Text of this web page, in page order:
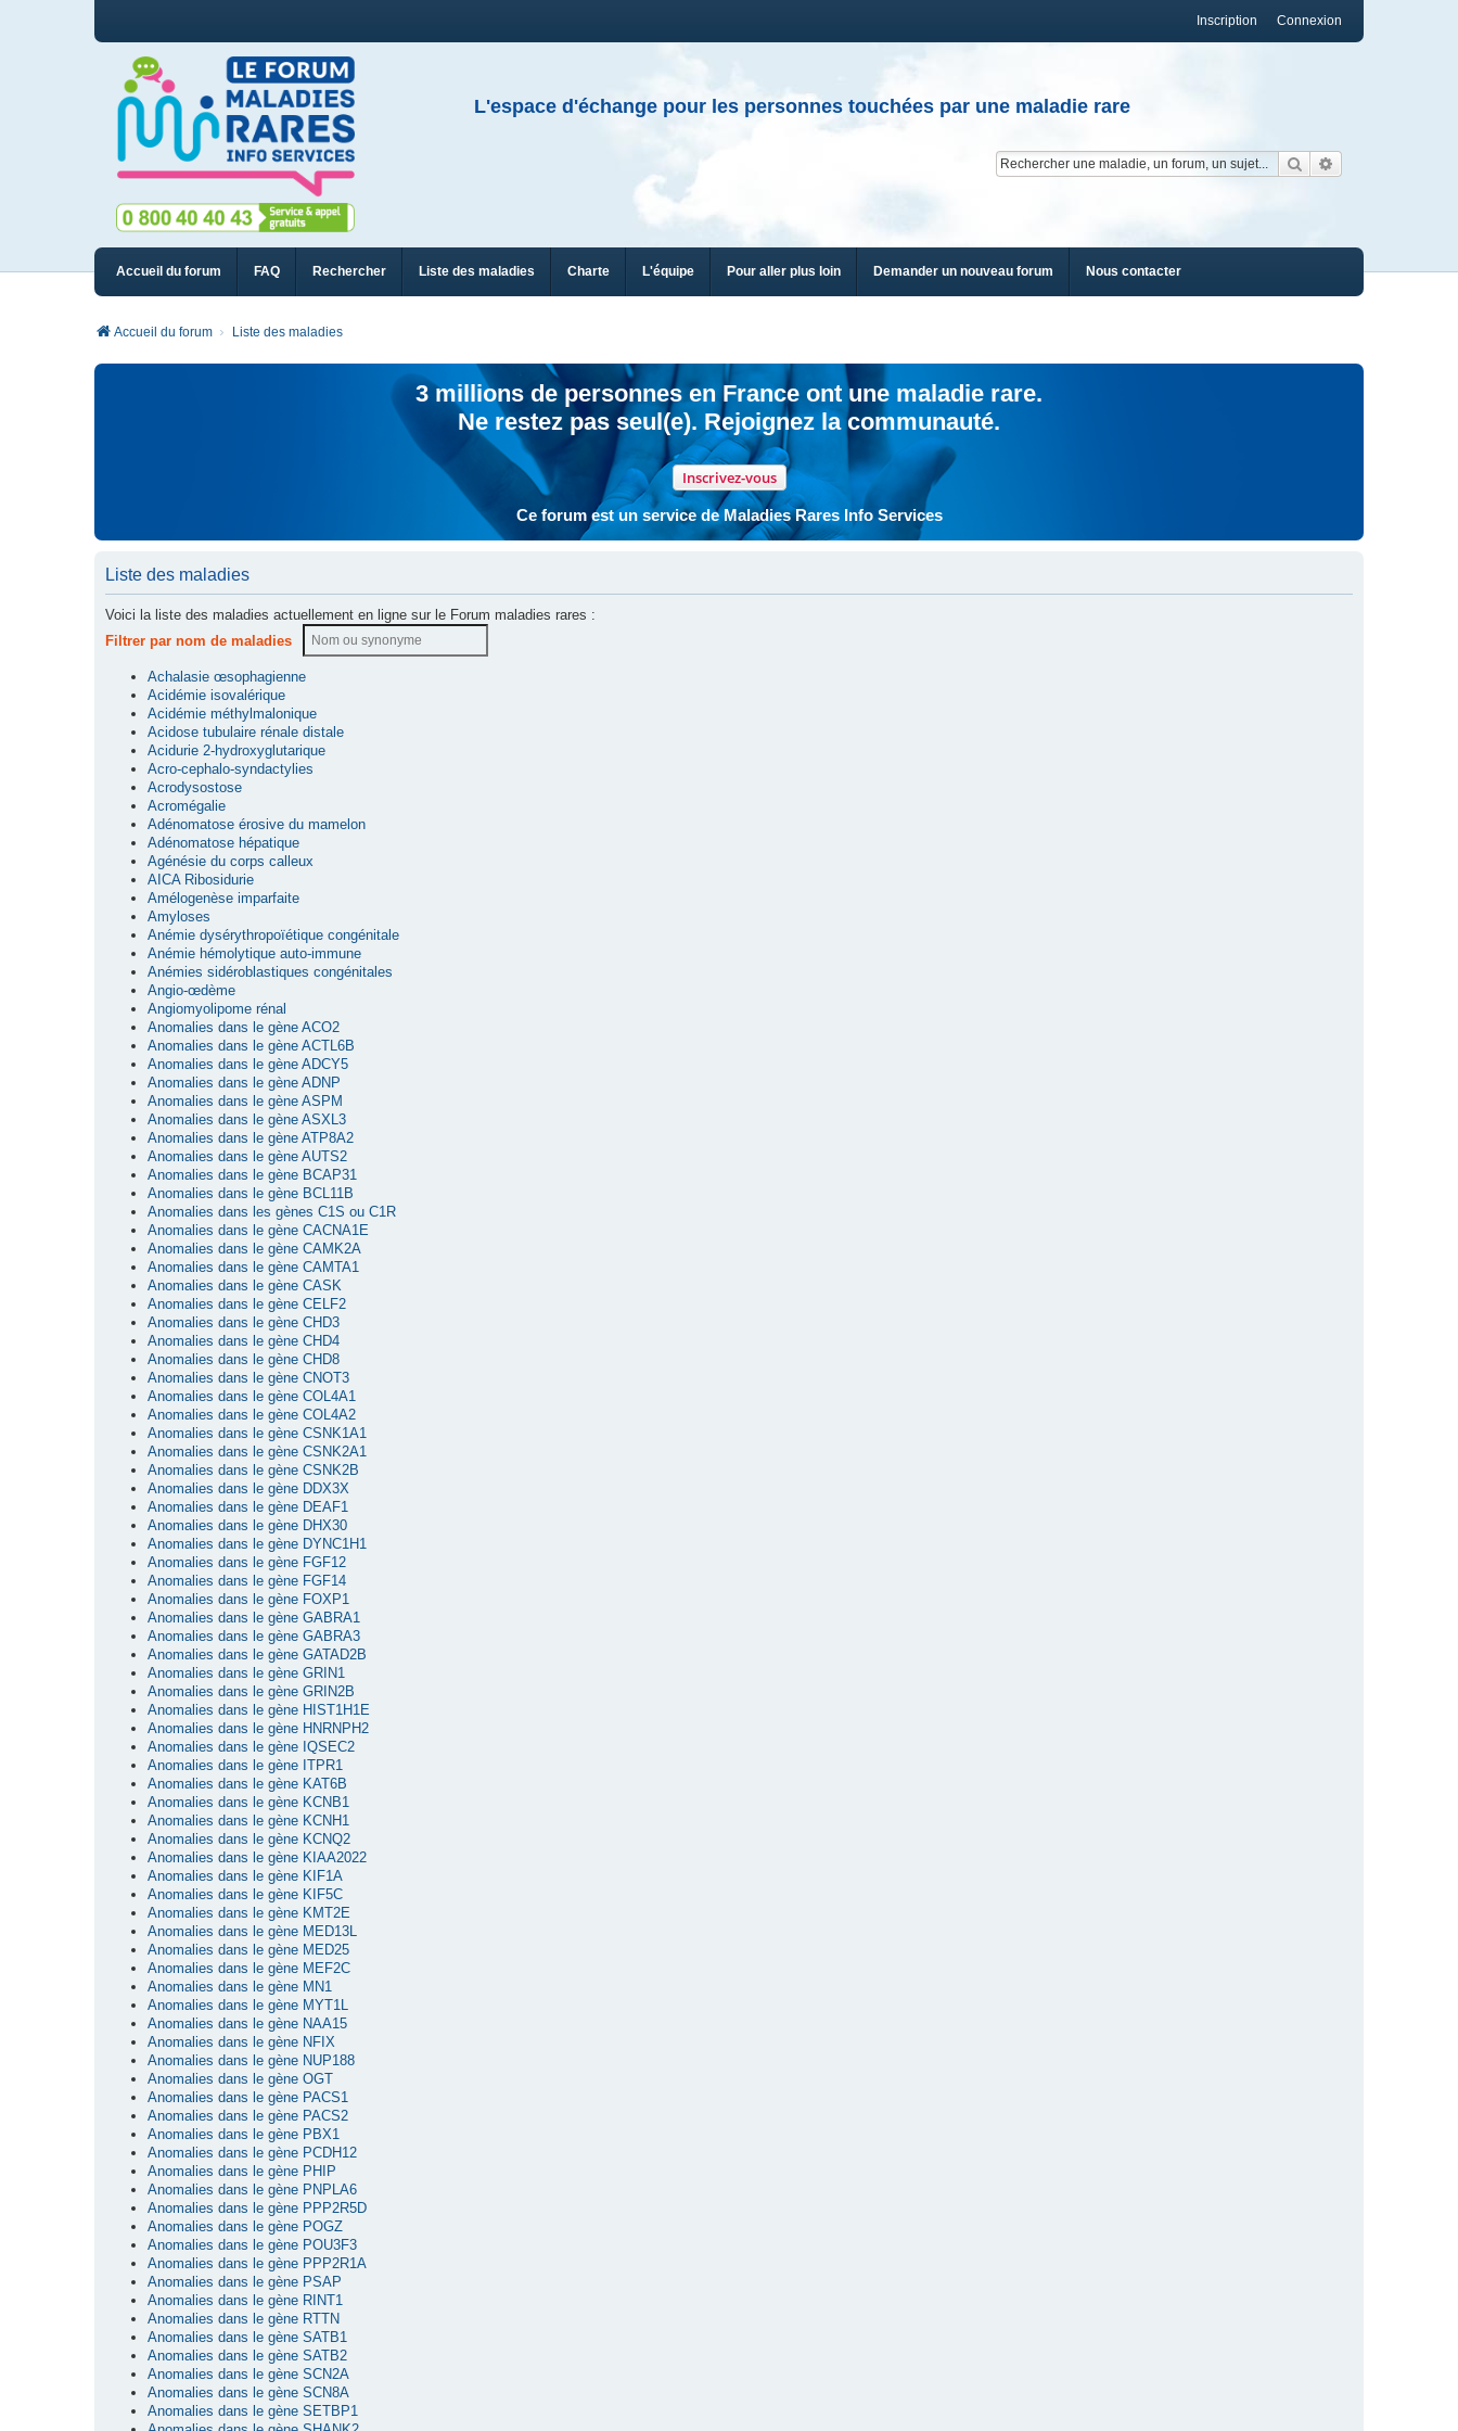
Connexion
Inscription
L'espace d'échange pour les personnes touchées par une maladie rare
Rechercher
Accueil du forum FAQ Rechercher Liste des maladies Charte L'équipe Pour aller plus loin Demander un nouveau forum Nous contacter
Accueil du forum Liste des maladies
3 millions de personnes en France ont une maladie rare.
Ne restez pas seul(e). Rejoignez la communauté.
Inscrivez-vous
Ce forum est un service de Maladies Rares Info Services
Liste des maladies
Voici la liste des maladies actuellement en ligne sur le Forum maladies rares :
Filtrer par nom de maladies
Achalasie œsophagienne
Acidémie isovalérique
Acidémie méthylmalonique
Acidose tubulaire rénale distale
Acidurie 2-hydroxyglutarique
Acro-cephalo-syndactylies
Acrodysostose
Acromégalie
Adénomatose érosive du mamelon
Adénomatose hépatique
Agénésie du corps calleux
AICA Ribosidurie
Amélogenèse imparfaite
Amyloses
Anémie dysérythropoïétique congénitale
Anémie hémolytique auto-immune
Anémies sidéroblastiques congénitales
Angio-œdème
Angiomyolipome rénal
Anomalies dans le gène ACO2
Anomalies dans le gène ACTL6B
Anomalies dans le gène ADCY5
Anomalies dans le gène ADNP
Anomalies dans le gène ASPM
Anomalies dans le gène ASXL3
Anomalies dans le gène ATP8A2
Anomalies dans le gène AUTS2
Anomalies dans le gène BCAP31
Anomalies dans le gène BCL11B
Anomalies dans les gènes C1S ou C1R
Anomalies dans le gène CACNA1E
Anomalies dans le gène CAMK2A
Anomalies dans le gène CAMTA1
Anomalies dans le gène CASK
Anomalies dans le gène CELF2
Anomalies dans le gène CHD3
Anomalies dans le gène CHD4
Anomalies dans le gène CHD8
Anomalies dans le gène CNOT3
Anomalies dans le gène COL4A1
Anomalies dans le gène COL4A2
Anomalies dans le gène CSNK1A1
Anomalies dans le gène CSNK2A1
Anomalies dans le gène CSNK2B
Anomalies dans le gène DDX3X
Anomalies dans le gène DEAF1
Anomalies dans le gène DHX30
Anomalies dans le gène DYNC1H1
Anomalies dans le gène FGF12
Anomalies dans le gène FGF14
Anomalies dans le gène FOXP1
Anomalies dans le gène GABRA1
Anomalies dans le gène GABRA3
Anomalies dans le gène GATAD2B
Anomalies dans le gène GRIN1
Anomalies dans le gène GRIN2B
Anomalies dans le gène HIST1H1E
Anomalies dans le gène HNRNPH2
Anomalies dans le gène IQSEC2
Anomalies dans le gène ITPR1
Anomalies dans le gène KAT6B
Anomalies dans le gène KCNB1
Anomalies dans le gène KCNH1
Anomalies dans le gène KCNQ2
Anomalies dans le gène KIAA2022
Anomalies dans le gène KIF1A
Anomalies dans le gène KIF5C
Anomalies dans le gène KMT2E
Anomalies dans le gène MED13L
Anomalies dans le gène MED25
Anomalies dans le gène MEF2C
Anomalies dans le gène MN1
Anomalies dans le gène MYT1L
Anomalies dans le gène NAA15
Anomalies dans le gène NFIX
Anomalies dans le gène NUP188
Anomalies dans le gène OGT
Anomalies dans le gène PACS1
Anomalies dans le gène PACS2
Anomalies dans le gène PBX1
Anomalies dans le gène PCDH12
Anomalies dans le gène PHIP
Anomalies dans le gène PNPLA6
Anomalies dans le gène PPP2R5D
Anomalies dans le gène POGZ
Anomalies dans le gène POU3F3
Anomalies dans le gène PPP2R1A
Anomalies dans le gène PSAP
Anomalies dans le gène RINT1
Anomalies dans le gène RTTN
Anomalies dans le gène SATB1
Anomalies dans le gène SATB2
Anomalies dans le gène SCN2A
Anomalies dans le gène SCN8A
Anomalies dans le gène SETBP1